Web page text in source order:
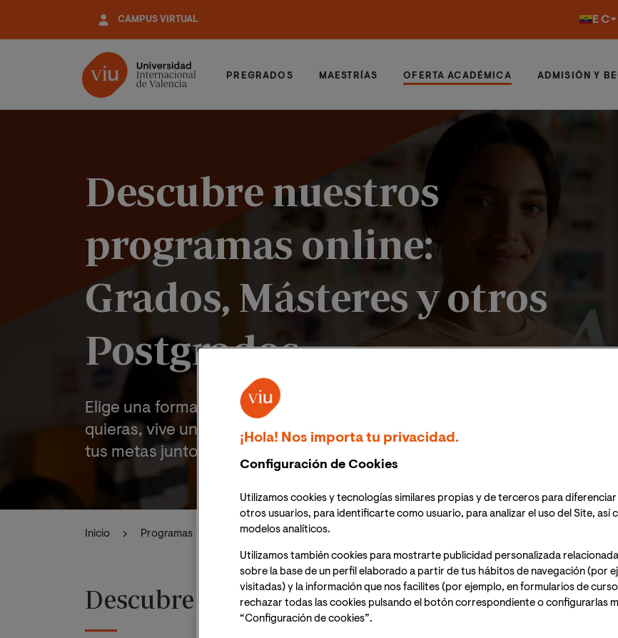
contenido
CAMPUS VIRTUAL EC
PREGRADOS MAESTRÍAS OFERTA ACADÉMICA ADMISIÓN Y
Descubre nuestros
programas online:
Grados, Másteres y otros
Postgrados
Elige una formación online de excelencia, estudia dónde y cuándo
quieras, vive una experiencia universitaria internacional y alcanza
tus metas junto a nosotros.
Inicio Programas Ciencias salud
Descubre la oferta formativa y alcanza tu
¡Hola! Nos importa tu privacidad.
Configuración de Cookies
Utilizamos cookies y tecnologías similares propias y de terceros para diferenciar
otros usuarios, para identificarte como usuario, para analizar el uso del Site, así
modelos analíticos.
Utilizamos también cookies para mostrarte publicidad personalizada
sobre la base de un perfil elaborado a partir de tus hábitos de navegación (por
visitadas) y la información que nos facilites (por ejemplo, en formularios de
rechazar todas las cookies pulsando el botón correspondiente o configurarlas
“Configuración de cookies”.